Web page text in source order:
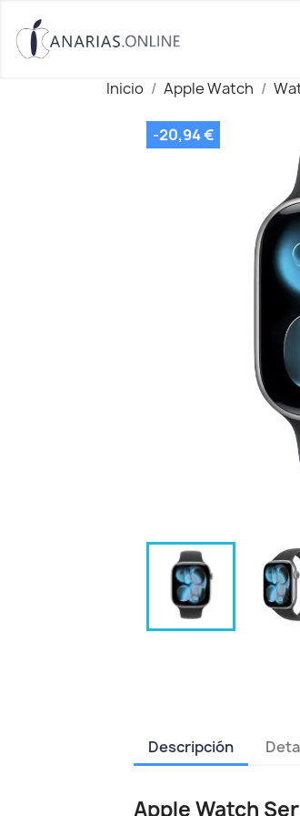
Inicio Apple Watch
-20,94 €
Descripción
Apple Watch